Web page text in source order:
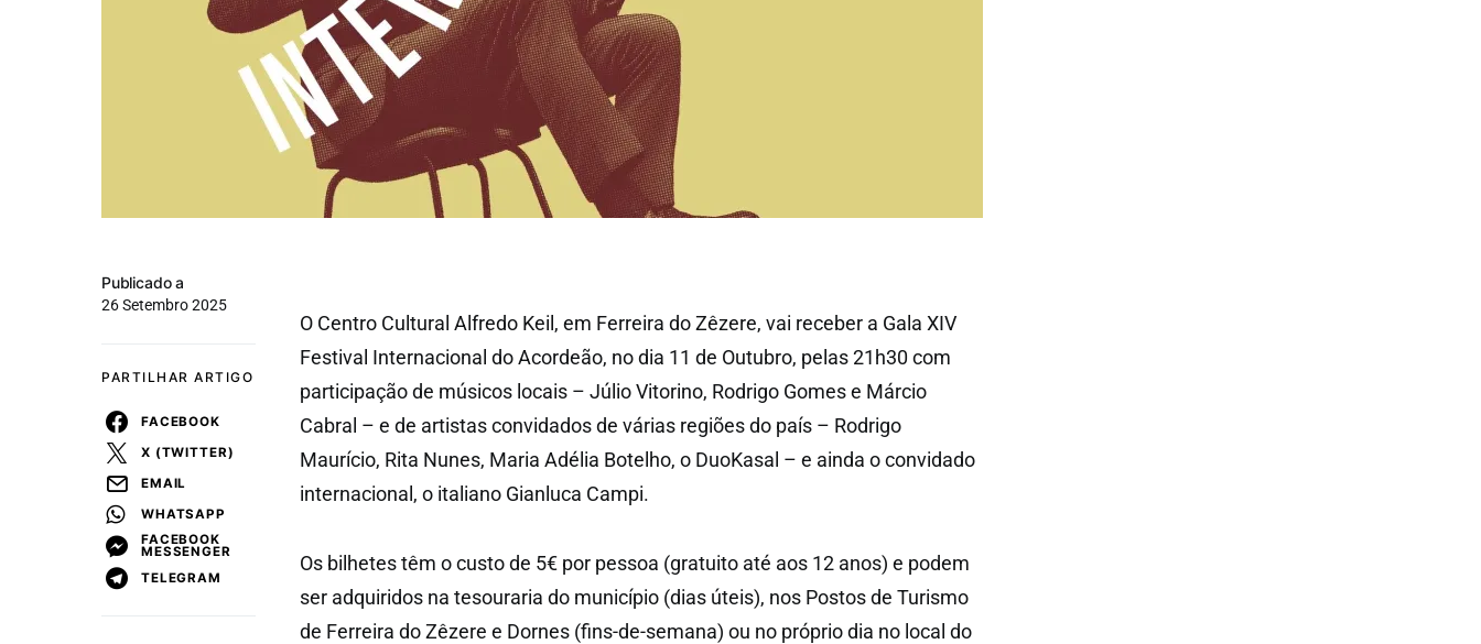
Publicado a
26 Setembro 2025
PARTILHAR ARTIGO
FACEBOOK
X (TWITTER)
EMAIL
WHATSAPP
FACEBOOK
MESSENGER
TELEGRAM
O Centro Cultural Alfredo Keil, em Ferreira do Zêzere, vai receber a Gala XIV
Festival Internacional do Acordeão, no dia 11 de Outubro, pelas 21h30 com
participação de músicos locais – Júlio Vitorino, Rodrigo Gomes e Márcio
Cabral – e de artistas convidados de várias regiões do país – Rodrigo
Maurício, Rita Nunes, Maria Adélia Botelho, o DuoKasal – e ainda o convidado
internacional, o italiano Gianluca Campi.
Os bilhetes têm o custo de 5€ por pessoa (gratuito até aos 12 anos) e podem
ser adquiridos na tesouraria do município (dias úteis), nos Postos de Turismo
de Ferreira do Zêzere e Dornes (fins-de-semana) ou no próprio dia no local do